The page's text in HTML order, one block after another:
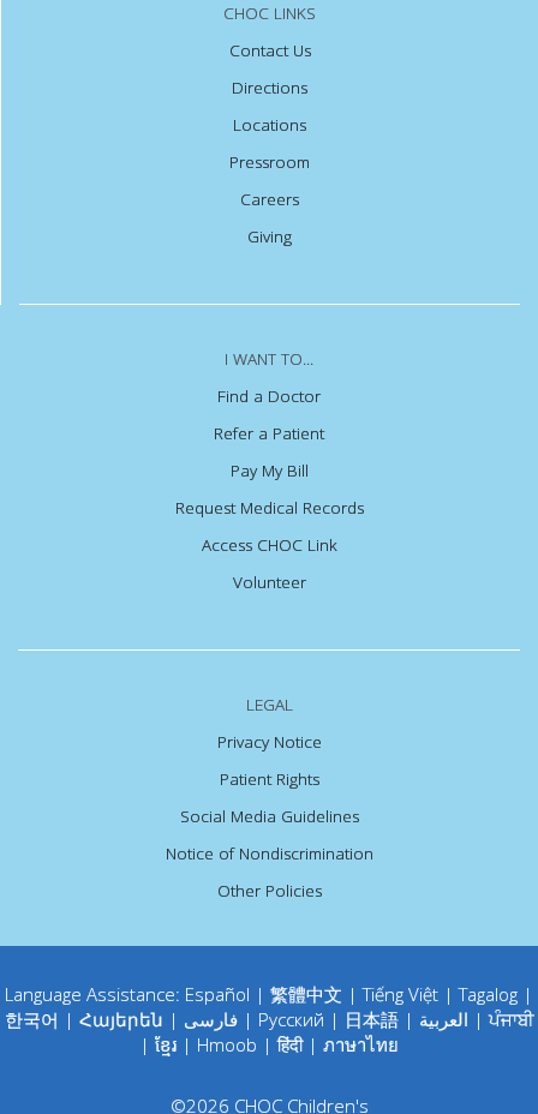
CHOC LINKS
Contact Us
Directions
Locations
Pressroom
Careers
Giving
I WANT TO...
Find a Doctor
Refer a Patient
Pay My Bill
Request Medical Records
Access CHOC Link
Volunteer
LEGAL
Privacy Notice
Patient Rights
Social Media Guidelines
Notice of Nondiscrimination
Other Policies
Language Assistance: Español | 繁體中文 |Tiếng Việt |Tagalog |
한국어 | Հայերեն | فارسی| Русский | 日本語| العربية |ਪੰਜਾਬੀ
| ខ្មែរ | Hmoob |हिंदी| ภาษาไทย
©2026 CHOC Children's